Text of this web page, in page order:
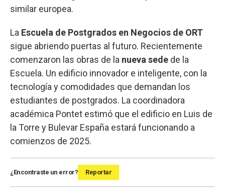
similar europea.
La Escuela de Postgrados en Negocios de ORT
sigue abriendo puertas al futuro. Recientemente
comenzaron las obras de la nueva sede de la
Escuela. Un edificio innovador e inteligente, con la
tecnología y comodidades que demandan los
estudiantes de postgrados. La coordinadora
académica Pontet estimó que el edificio en Luis de
la Torre y Bulevar España estará funcionando a
comienzos de 2025.
¿Encontraste un error? Reportar